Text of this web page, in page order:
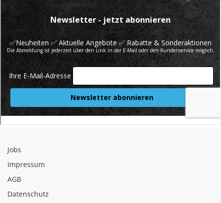
Jobs
Impressum
AGB
Datenschutz